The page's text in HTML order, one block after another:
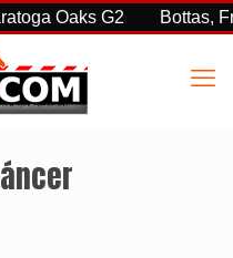
G2 Bottas, Franco,